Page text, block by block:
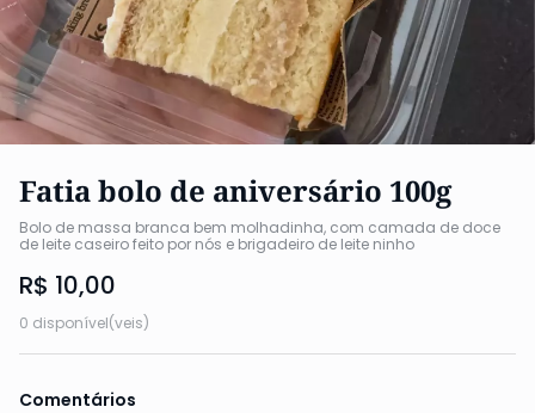
Fatia bolo de aniversário 100g
Bolo de massa branca bem molhadinha, com camada de doce
de leite caseiro feito por nós e brigadeiro de leite ninho
R$ 10,00
0 disponível(veis)
Comentários